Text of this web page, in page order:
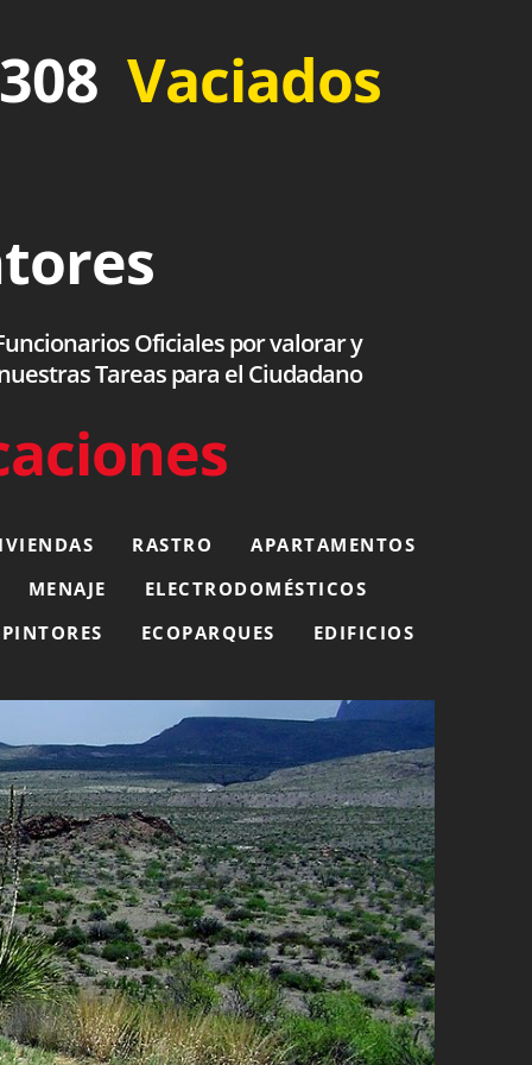
Vaciados
Oficiales por valorar y
Tareas para el Ciudadano
RASTRO
APARTAMENTOS
MENAJE
ELECTRODOMÉSTICOS
PINTORES
ECOPARQUES EDIFICIOS